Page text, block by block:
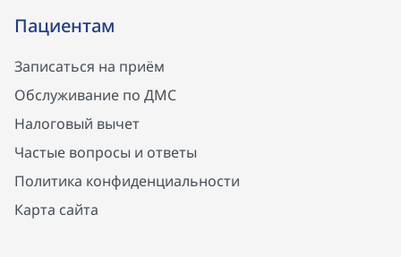
Пациентам
Записаться на приём
Обслуживание по ДМС
Налоговый вычет
Частые вопросы и ответы
Политика конфиденциальности
Карта сайта